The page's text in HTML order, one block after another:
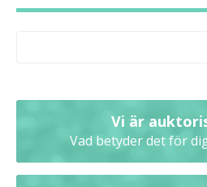
Vi är
Vad betyder det för